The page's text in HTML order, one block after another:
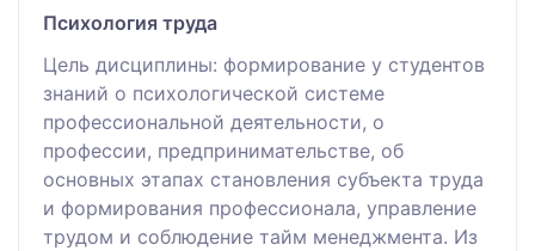
Психология труда
Цель дисциплины: формирование у студентов
знаний о психологической системе
профессиональной деятельности, о
профессии, предпринимательстве, об
основных этапах становления субъекта труда
и формирования профессионала, управление
трудом и соблюдение тайм менеджмента. Из